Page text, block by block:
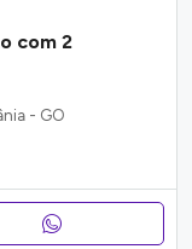
com 2
- GO